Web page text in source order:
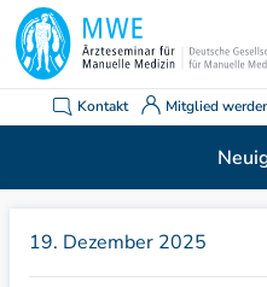
Kontakt Mitglied
19. Dezember 2025